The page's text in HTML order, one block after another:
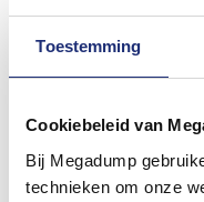
Toestemming
Cookiebeleid van
Bij Megadump
technieken om onze
inspirerende